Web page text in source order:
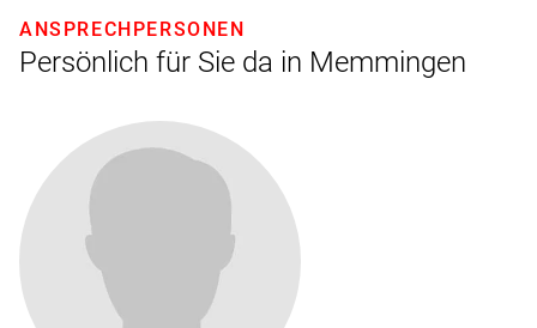
Persönlich für Sie da in Memmingen
ANSPRECHPERSONEN